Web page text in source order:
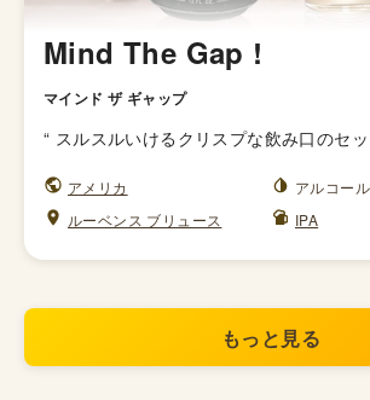
Mind The Gap !
マインド ザ ギャップ
“ スルスルいけるクリスプな飲み口のセ
アメリカ
アルコー
ルーベンス ブリュース
IPA
もっと見る